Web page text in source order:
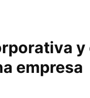
y
empresa